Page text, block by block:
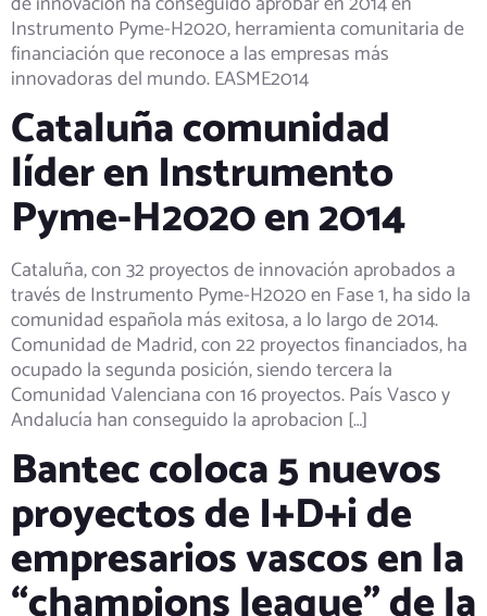
Instrumento Pyme-H2020, herramienta comunitaria de
financiación que reconoce a las empresas más
innovadoras del mundo. EASME2014
Cataluña comunidad
líder en Instrumento
Pyme-H2020 en 2014
Cataluña, con 32 proyectos de innovación aprobados a
través de Instrumento Pyme-H2020 en Fase 1, ha sido la
comunidad española más exitosa, a lo largo de 2014.
Comunidad de Madrid, con 22 proyectos financiados, ha
ocupado la segunda posición, siendo tercera la
Comunidad Valenciana con 16 proyectos. País Vasco y
Andalucía han conseguido la aprobacion […]
Bantec coloca 5 nuevos
proyectos de I+D+i de
empresarios vascos en la